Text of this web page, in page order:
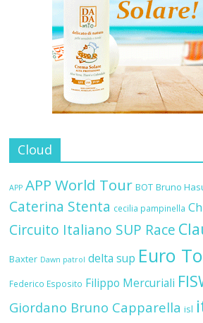
Cloud
APP APP World Tour BOT Bruno
Caterina Stenta cecilia pampinella
Circuito Italiano SUP Race
Baxter Dawn patrol delta sup Euro
Federico Esposito Filippo Mercuriali
Giordano Bruno Capparella isl